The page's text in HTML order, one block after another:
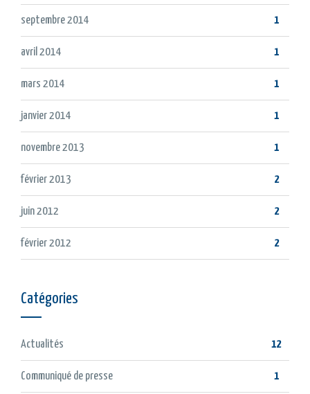
septembre 2014 1
avril 2014 1
mars 2014 1
janvier 2014 1
novembre 2013 1
février 2013 2
juin 2012 2
février 2012 2
Catégories
Actualités 12
Communiqué de presse 1